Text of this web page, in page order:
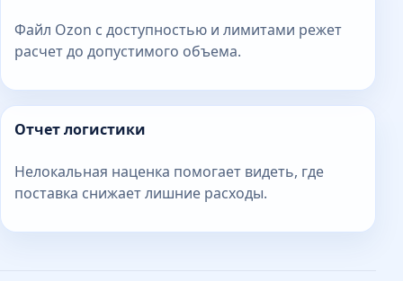
Файл Ozon с доступностью и лимитами режет
расчет до допустимого объема.
Отчет логистики
Нелокальная наценка помогает видеть, где
поставка снижает лишние расходы.